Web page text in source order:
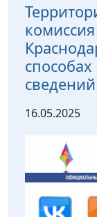
16.05.2025